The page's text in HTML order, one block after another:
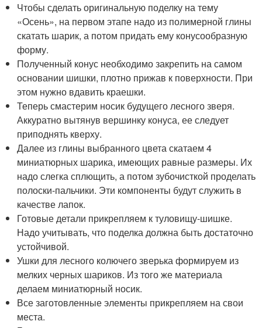
Чтобы сделать оригинальную поделку на тему
«Осень», на первом этапе надо из полимерной глины
скатать шарик, а потом придать ему конусообразную
форму.
Полученный конус необходимо закрепить на самом
основании шишки, плотно прижав к поверхности. При
этом нужно вдавить краешки.
Теперь смастерим носик будущего лесного зверя.
Аккуратно вытянув вершинку конуса, ее следует
приподнять кверху.
Далее из глины выбранного цвета скатаем 4
миниатюрных шарика, имеющих равные размеры. Их
надо слегка сплющить, а потом зубочисткой проделать
полоски-пальчики. Эти компоненты будут служить в
качестве лапок.
Готовые детали прикрепляем к туловищу-шишке.
Надо учитывать, что поделка должна быть достаточно
устойчивой.
Ушки для лесного колючего зверька формируем из
мелких черных шариков. Из того же материала
делаем миниатюрный носик.
Все заготовленные элементы прикрепляем на свои
места.